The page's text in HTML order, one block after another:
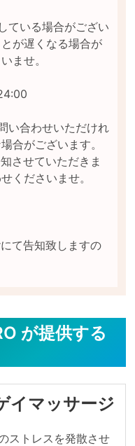
ている場合がござい
が遅くなる場合が
ませ。
い合わせいただけれ
合がございます。
させていただきま
くださいませ。
て告知致しますの
が提供する
イマッサージ
ストレスを発散させ